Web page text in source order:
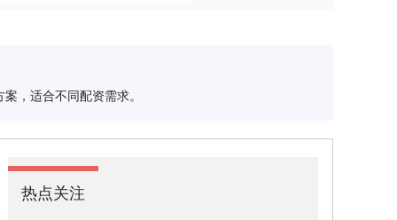
，适合不同配资需求。
热点关注